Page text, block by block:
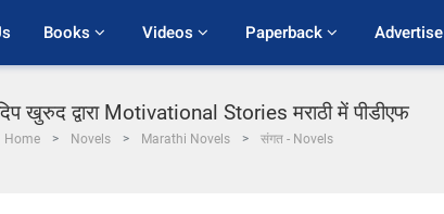
Books Videos Paperback Advertise
खुरुद द्वारा Motivational Stories मराठी में पीडीएफ
Home Novels Marathi Novels संगत - Novels